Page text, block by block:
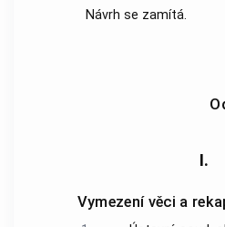
Návrh se zamítá.
I.
Vymezení věci a